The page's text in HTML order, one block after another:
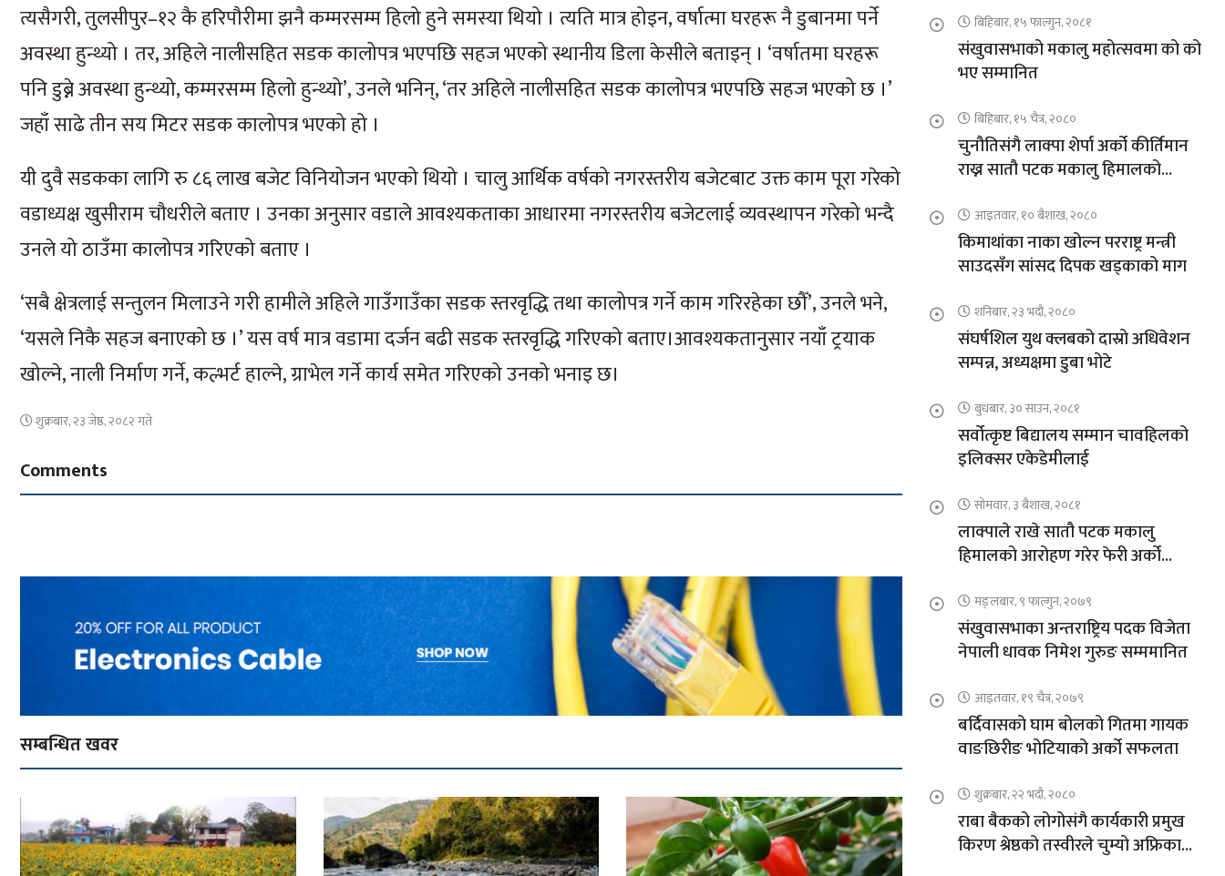
त्यसैगरी, तुलसीपुर–१२ कै हरिपौरीमा झनै कम्मरसम्म हिलो हुने समस्या थियो । त्यति मात्र होइन, वर्षात्मा घरहरू नै डुबानमा पर्ने
अवस्था हुन्थ्यो । तर, अहिले नालीसहित सडक कालोपत्र भएपछि सहज भएको स्थानीय डिला केसीले बताइन् । ‘वर्षातमा घरहरू
पनि डुब्ने अवस्था हुन्थ्यो, कम्मरसम्म हिलो हुन्थ्यो’, उनले भनिन्, ‘तर अहिले नालीसहित सडक कालोपत्र भएपछि सहज भएको छ ।’
जहाँ साढे तीन सय मिटर सडक कालोपत्र भएको हो ।
यी दुवै सडकका लागि रु ८६ लाख बजेट विनियोजन भएको थियो । चालु आर्थिक वर्षको नगरस्तरीय बजेटबाट उक्त काम पूरा गरेको
वडाध्यक्ष खुसीराम चौधरीले बताए । उनका अनुसार वडाले आवश्यकताका आधारमा नगरस्तरीय बजेटलाई व्यवस्थापन गरेको भन्दै
उनले यो ठाउँमा कालोपत्र गरिएको बताए ।
‘सबै क्षेत्रलाई सन्तुलन मिलाउने गरी हामीले अहिले गाउँगाउँका सडक स्तरवृद्धि तथा कालोपत्र गर्ने काम गरिरहेका छौँ’, उनले भने,
‘यसले निकै सहज बनाएको छ ।’ यस वर्ष मात्र वडामा दर्जन बढी सडक स्तरवृद्धि गरिएको बताए।आवश्यकतानुसार नयाँ ट्रयाक
खोल्ने, नाली निर्माण गर्ने, कल्भर्ट हाल्ने, ग्राभेल गर्ने कार्य समेत गरिएको उनको भनाइ छ।
शुक्रबार, २३ जेष्ठ, २०८२ गते
Comments
सम्बन्धित खवर
बिहिबार, १५ फाल्गुन, २०८१
संखुवासभाको मकालु महोत्सवमा को को
भए सम्मानित
बिहिबार, १५ चैत्र, २०८०
चुनौतिसंगै लाक्पा शेर्पा अर्को कीर्तिमान
राख्न सातौ पटक मकालु हिमालको
आइतवार, १० बैशाख, २०८०
किमाथांका नाका खोल्न परराष्ट्र मन्त्री
साउदसँग सांसद दिपक खड्काको माग
शनिबार, २३ भदौ, २०८०
संघर्षशिल युथ क्लबको दास्रो अधिवेशन
सम्पन्न, अध्यक्षमा डुबा भोटे
बुधबार, ३० साउन, २०८१
सर्वोत्कृष्ट बिद्यालय सम्मान चावहिलको
इलिक्सर एकेडेमीलाई
सोमवार, ३ बैशाख, २०८१
लाक्पाले राखे सातौ पटक मकालु
हिमालको आरोहण गरेर फेरी अर्को
मङ्लबार, ९ फाल्गुन, २०७९
संखुवासभाका अन्तराष्ट्रिय पदक विजेता
नेपाली धावक निमेश गुरुङ सम्ममानित
आइतवार, १९ चैत्र, २०७९
बर्दिवासको घाम बोलको गितमा गायक
वाङछिरीङ भोटियाको अर्को सफलता
शुक्रबार, २२ भदौ, २०८०
राबा बैकको लोगोसंगै कार्यकारी प्रमुख
किरण श्रेष्ठको तस्वीरले चुम्यो अफ्रिकाको